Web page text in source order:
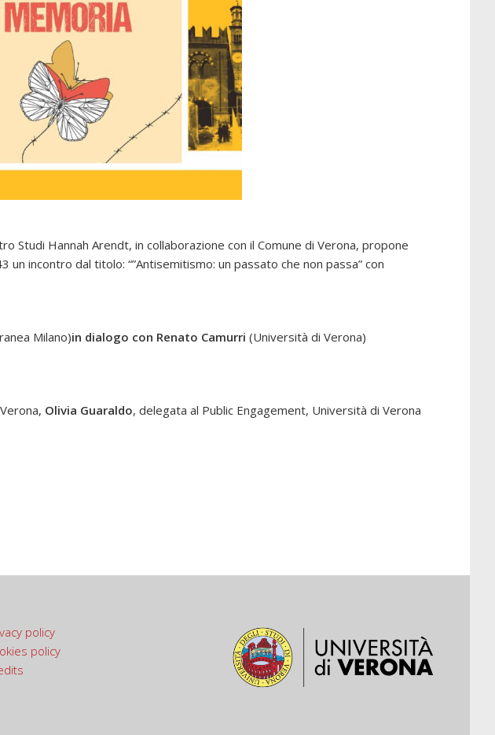
Studi Hannah Arendt, in collaborazione con il Comune di Verona, propone
un incontro dal titolo: “”Antisemitismo: un passato che non passa” con
Milano)in dialogo con Renato Camurri (Università di Verona)
Olivia Guaraldo, delegata al Public Engagement, Università di Verona
policy
policy